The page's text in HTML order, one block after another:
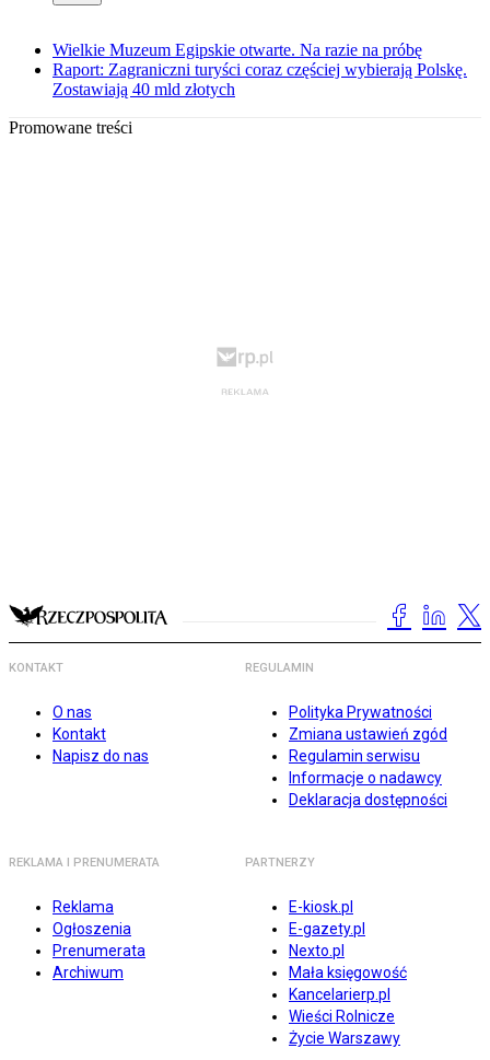
Wielkie Muzeum Egipskie otwarte. Na razie na próbę
Raport: Zagraniczni turyści coraz częściej wybierają Polskę.
Zostawiają 40 mld złotych
Promowane treści
KONTAKT
O nas
Kontakt
Napisz do nas
REGULAMIN
Polityka Prywatności
Zmiana ustawień zgód
Regulamin serwisu
Informacje o nadawcy
Deklaracja dostępności
REKLAMA I PRENUMERATA
Reklama
Ogłoszenia
Prenumerata
Archiwum
PARTNERZY
E-kiosk.pl
E-gazety.pl
Nexto.pl
Mała księgowość
Kancelarierp.pl
Wieści Rolnicze
Życie Warszawy